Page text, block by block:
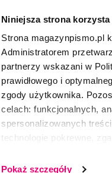
Niniejsza strona
Strona magazynpismo.pl
Administratorem
partnerzy wskazani w
prawidłowego i
zgody użytkownika.
celach: funkcjonalnych,
spersonalizowanych
technologie pokrewne,
wszystkie lub niektóre
Pokaż szczegóły
wspierają: